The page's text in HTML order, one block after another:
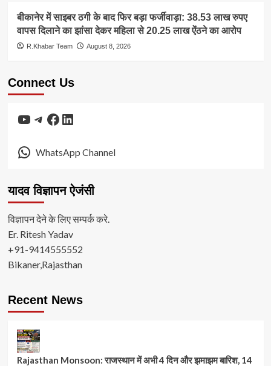
बीकानेर में साइबर ठगी के बाद फिर बड़ा फर्जीवाड़ा: 38.53 लाख रुपए
वापस दिलाने का झांसा देकर महिला से 20.25 लाख ऐंठने का आरोप
R.Khabar Team August 8, 2026
Connect Us
YouTube
Telegram
Facebook
LinkedIn
WhatsApp Channel
यादव विज्ञापन ऐजंसी
विज्ञापन देने के लिए सम्पर्क करे.
Er. Ritesh Yadav
+91-9414555552
Bikaner,Rajasthan
Recent News
Rajasthan Monsoon: राजस्थान में अभी 4 दिन और झमाझम बारिश, 14